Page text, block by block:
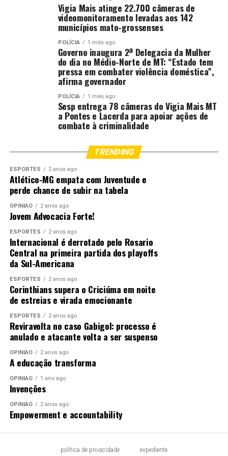
para uma folia segura
TCE-MT trabalha por solução que resolva conflitos
jurídicos que podem afetar tarifa e serviços de água e
esgoto em Cuiabá
Vigia Mais atinge 22.700 câmeras de
videomonitoramento levadas aos 142
municípios mato-grossenses
POLÍCIA 1 mês ago
Governo inaugura 2ª Delegacia da Mulher
do dia no Médio-Norte de MT: “Estado tem
pressa em combater violência doméstica”,
afirma governador
POLÍCIA 1 mês ago
Sesp entrega 78 câmeras do Vigia Mais MT
a Pontes e Lacerda para apoiar ações de
combate à criminalidade
TRENDING
ESPORTES 2 anos ago
Atlético-MG empata com Juventude e
perde chance de subir na tabela
OPINIÃO 2 anos ago
Jovem Advocacia Forte!
ESPORTES 2 anos ago
Internacional é derrotado pelo Rosario
Central na primeira partida dos playoffs
da Sul-Americana
ESPORTES 2 anos ago
Corinthians supera o Criciúma em noite
de estreias e virada emocionante
ESPORTES 2 anos ago
Reviravolta no caso Gabigol: processo é
anulado e atacante volta a ser suspenso
OPINIÃO 2 anos ago
A educação transforma
OPINIÃO 1 ano ago
Invenções
OPINIÃO 2 anos ago
Empowerment e accountability
política de privacidade expediente